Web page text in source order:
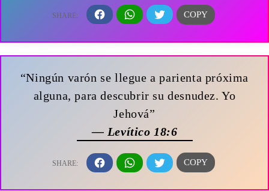
“Ningún varón se llegue a parienta próxima
alguna, para descubrir su desnudez. Yo
Jehová”
— Levítico 18:6